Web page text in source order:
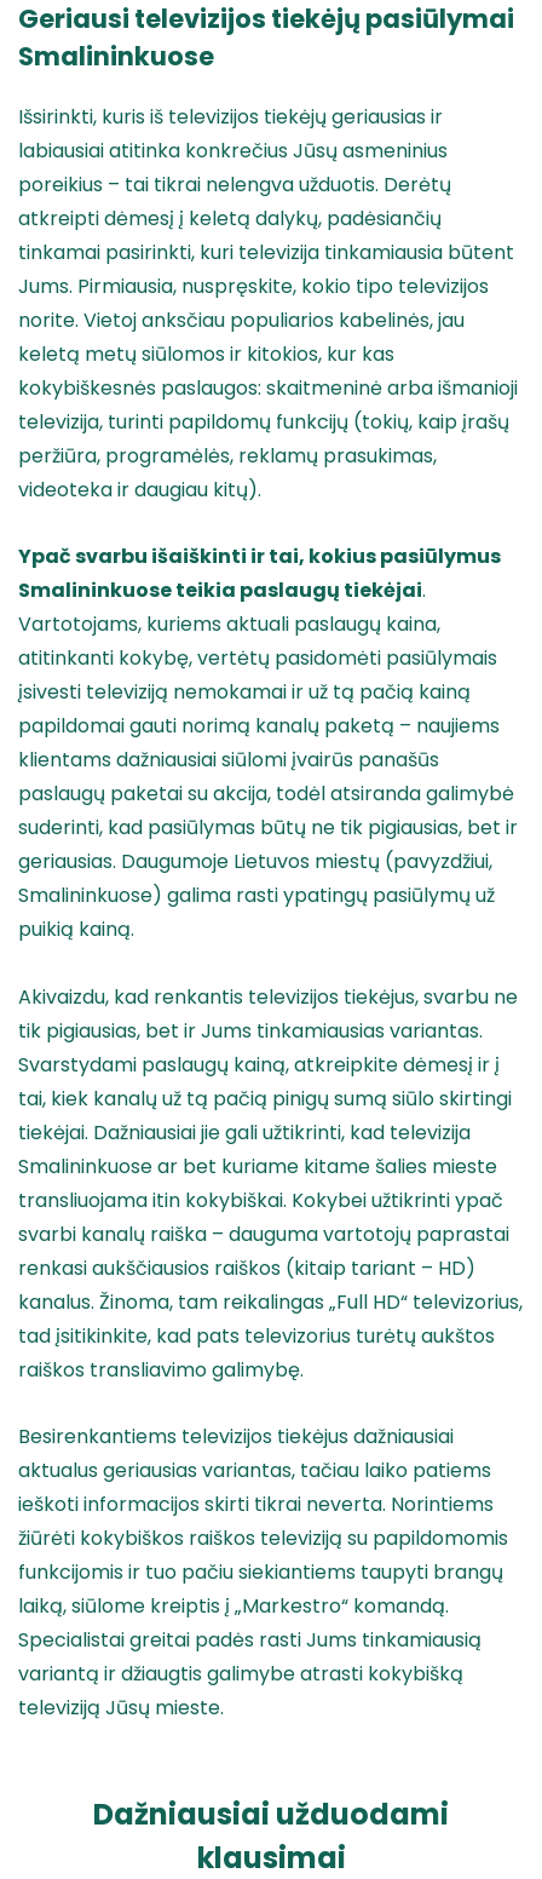
Geriausi televizijos tiekėjų pasiūlymai
Smalininkuose
Išsirinkti, kuris iš televizijos tiekėjų geriausias ir
labiausiai atitinka konkrečius Jūsų asmeninius
poreikius – tai tikrai nelengva užduotis. Derėtų
atkreipti dėmesį į keletą dalykų, padėsiančių
tinkamai pasirinkti, kuri televizija tinkamiausia būtent
Jums. Pirmiausia, nuspręskite, kokio tipo televizijos
norite. Vietoj anksčiau populiarios kabelinės, jau
keletą metų siūlomos ir kitokios, kur kas
kokybiškesnės paslaugos: skaitmeninė arba išmanioji
televizija, turinti papildomų funkcijų (tokių, kaip įrašų
peržiūra, programėlės, reklamų prasukimas,
videoteka ir daugiau kitų).
Ypač svarbu išaiškinti ir tai, kokius pasiūlymus
Smalininkuoseteikia paslaugų tiekėjai.
Vartotojams, kuriems aktuali paslaugų kaina,
atitinkanti kokybę, vertėtų pasidomėti pasiūlymais
įsivesti televiziją nemokamai ir už tą pačią kainą
papildomai gauti norimą kanalų paketą – naujiems
klientams dažniausiai siūlomi įvairūs panašūs
paslaugų paketai su akcija, todėl atsiranda galimybė
suderinti, kad pasiūlymas būtų ne tik pigiausias, bet ir
geriausias. Daugumoje Lietuvos miestų (pavyzdžiui,
Smalininkuose) galima rasti ypatingų pasiūlymų už
puikią kainą.
Akivaizdu, kad renkantis televizijos tiekėjus, svarbu ne
tik pigiausias, bet ir Jums tinkamiausias variantas.
Svarstydami paslaugų kainą, atkreipkite dėmesį ir į
tai, kiek kanalų už tą pačią pinigų sumą siūlo skirtingi
tiekėjai. Dažniausiai jie gali užtikrinti, kad televizija
Smalininkuose ar bet kuriame kitame šalies mieste
transliuojama itin kokybiškai. Kokybei užtikrinti ypač
svarbi kanalų raiška – dauguma vartotojų paprastai
renkasi aukščiausios raiškos (kitaip tariant – HD)
kanalus. Žinoma, tam reikalingas „Full HD“ televizorius,
tad įsitikinkite, kad pats televizorius turėtų aukštos
raiškos transliavimo galimybę.
Besirenkantiems televizijos tiekėjus dažniausiai
aktualus geriausias variantas, tačiau laiko patiems
ieškoti informacijos skirti tikrai neverta. Norintiems
žiūrėti kokybiškos raiškos televiziją su papildomomis
funkcijomis ir tuo pačiu siekiantiems taupyti brangų
laiką, siūlome kreiptis į „Markestro“ komandą.
Specialistai greitai padės rasti Jums tinkamiausią
variantą ir džiaugtis galimybe atrasti kokybišką
televiziją Jūsų mieste.
Dažniausiai užduodami
klausimai